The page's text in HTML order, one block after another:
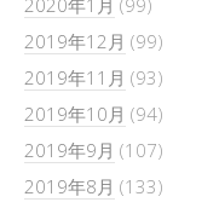
2019年12月 (99)
2019年11月 (93)
2019年10月 (94)
2019年9月 (107)
2019年8月 (133)